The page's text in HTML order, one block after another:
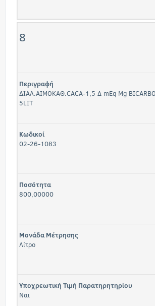
8
Περιγραφή
ΔΙΑΛ.ΑΙΜΟΚΑΘ.CACA-1,5 Δ mEq Mg
5LIΤ
Κωδικοί
02-26-1083
Ποσότητα
800,00000
Μονάδα Μέτρησης
Λίτρο
Υποχρεωτική Τιμή Παρατηρητηρίου
Ναι